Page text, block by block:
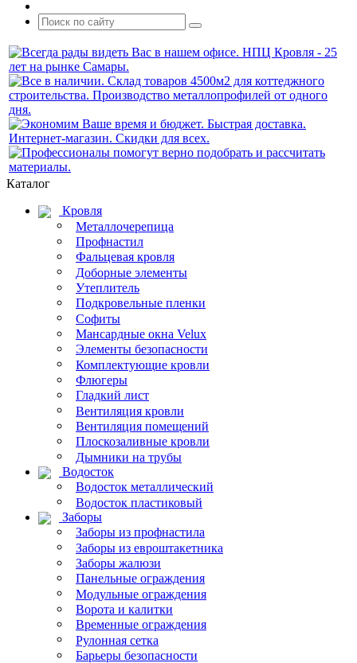
Каталог
Кровля
Металлочерепица
Профнастил
Фальцевая кровля
Доборные элементы
Утеплитель
Подкровельные пленки
Софиты
Мансардные окна Velux
Элементы безопасности
Комплектующие кровли
Флюгеры
Гладкий лист
Вентиляция кровли
Вентиляция помещений
Плоскозаливные кровли
Дымники на трубы
Водосток
Водосток металлический
Водосток пластиковый
Заборы
Заборы из профнастила
Заборы из евроштакетника
Заборы жалюзи
Панельные ограждения
Модульные ограждения
Ворота и калитки
Временные ограждения
Рулонная сетка
Барьеры безопасности